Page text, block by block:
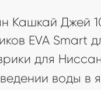
Кашкай Джей
EVA Smart
для
воды в